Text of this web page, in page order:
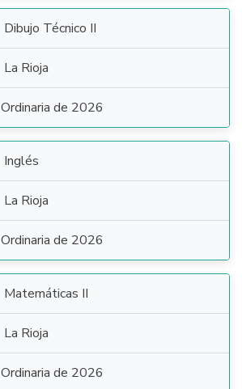
Dibujo Técnico II
La Rioja
Ordinaria de 2026
Inglés
La Rioja
Ordinaria de 2026
Matemáticas II
La Rioja
Ordinaria de 2026